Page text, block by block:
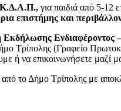
Κ.Δ.Α.Π., για παιδιά από 5-12
επιστήμης και
Εκδήλωσης Ενδιαφέροντος
Τρίπολης (Γραφείο
ή να επικοινωνήσετε
το Δήμο Τρίπολης με